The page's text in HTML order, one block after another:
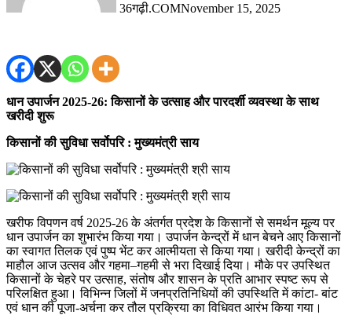
36गढ़ी.COMNovember 15, 2025
धान उपार्जन 2025-26: किसानों के उत्साह और पारदर्शी व्यवस्था के साथ
खरीदी शुरू
किसानों की सुविधा सर्वोपरि : मुख्यमंत्री साय
खरीफ विपणन वर्ष 2025-26 के अंतर्गत प्रदेश के किसानों से समर्थन मूल्य पर
धान उपार्जन का शुभारंभ किया गया। उपार्जन केन्द्रों में धान बेचने आए किसानों
का स्वागत तिलक एवं पुष्प भेंट कर आत्मीयता से किया गया। खरीदी केन्द्रों का
माहौल आज उत्सव और गहमा–गहमी से भरा दिखाई दिया। मौके पर उपस्थित
किसानों के चेहरे पर उत्साह, संतोष और शासन के प्रति आभार स्पष्ट रूप से
परिलक्षित हुआ। विभिन्न जिलों में जनप्रतिनिधियों की उपस्थिति में कांटा- बांट
एवं धान की पूजा-अर्चना कर तौल प्रक्रिया का विधिवत आरंभ किया गया।